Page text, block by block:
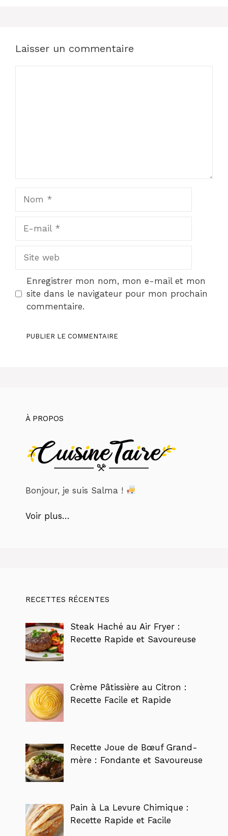
Laisser un commentaire
mail
web
Enregistrer mon nom, mon e-mail et mon
site dans le navigateur pour mon prochain
commentaire.
À PROPOS
Bonjour, je suis Salma !
Voir plus…
RECETTES RÉCENTES
Steak Haché au Air Fryer :
Recette Rapide et Savoureuse
Crème Pâtissière au Citron :
Recette Facile et Rapide
Recette Joue de Bœuf Grand-
mère : Fondante et Savoureuse
Pain à La Levure Chimique :
Recette Rapide et Facile